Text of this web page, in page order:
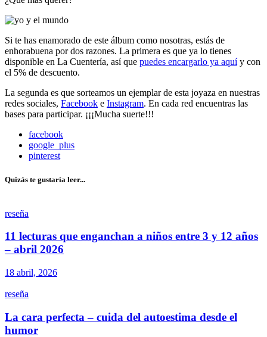
Si te has enamorado de este álbum como nosotras, estás de
enhorabuena por dos razones. La primera es que ya lo tienes
disponible en La Cuentería, así que puedes encargarlo ya aquíy con
el 5% de descuento.
La segunda es que sorteamos un ejemplar de esta joyaza en nuestras
redes sociales, Facebook e Instagram. En cada red encuentras las
bases para participar. ¡¡¡Mucha suerte!!!
facebook
google_plus
pinterest
Quizás te gustaría leer...
reseña
11 lecturas que enganchan a niños entre 3 y 12 años
– abril 2026
18 abril, 2026
reseña
La cara perfecta – cuida del autoestima desde el
humor